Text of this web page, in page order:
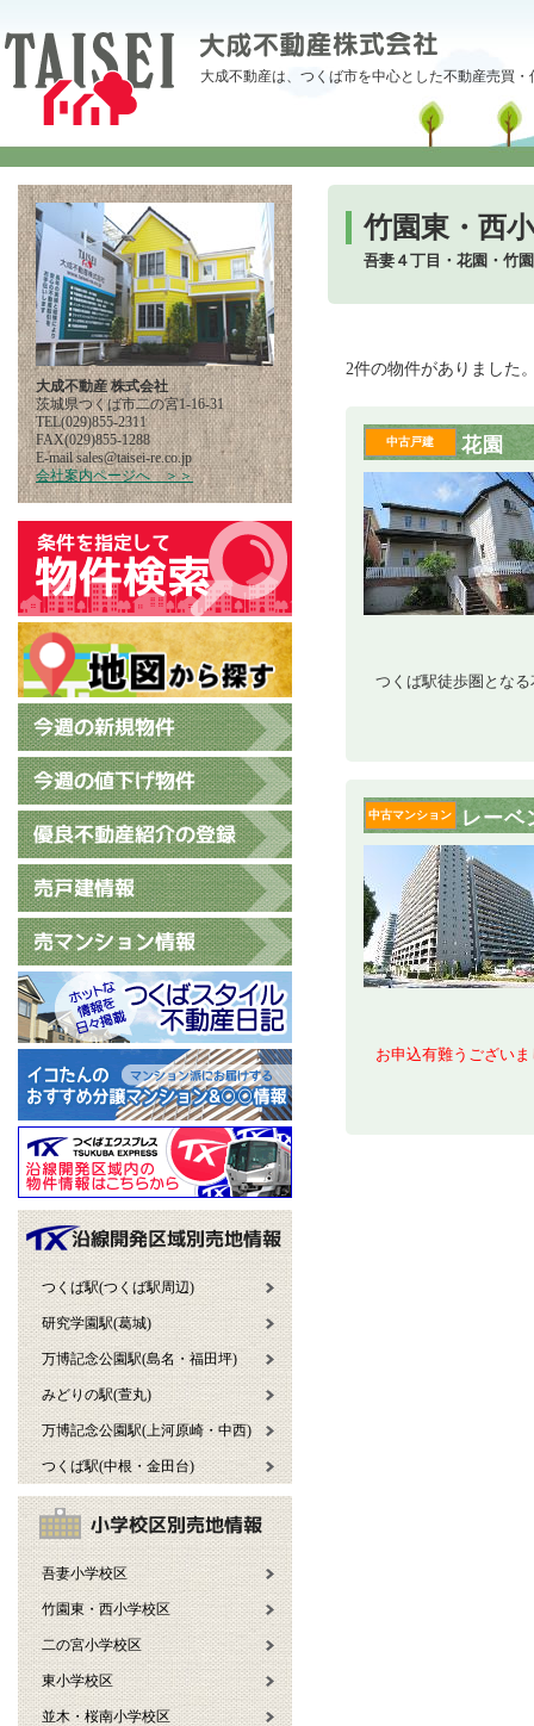
大成不動産は、つくば市を中心とした不動産売買
大成不動産 株式会社
茨城県つくば市二の宮1-16-31
TEL(029)855-2311
FAX(029)855-1288
E-mailpj.oc.er-iesiat@selas
会社案内ページへ ＞＞
つくば駅(つくば駅周辺)
研究学園駅(葛城)
万博記念公園駅(島名・福田坪)
みどりの駅(萱丸)
万博記念公園駅(上河原崎・中西)
つくば駅(中根・金田台)
吾妻小学校区
竹園東・西小学校区
二の宮小学校区
東小学校区
並木・桜南小学校区
竹園東・西
吾妻４丁目・花園・竹
2件の物件がありました
中古戸建 花園
つくば駅徒歩圏とな
中古マンション レーベ
お申込有難うございま